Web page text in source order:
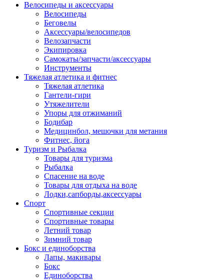
Велосипеды и аксессуары
Велосипеды
Беговелы
Аксессуары/велосипедов
Велозапчасти
Экипировка
Самокаты/запчасти/аксессуары
Инструменты
Тяжелая атлетика и фитнес
Тяжелая атлетика
Гантели-гири
Утяжелители
Упоры для отжиманий
Бодибар
Медицинбол, мешочки для метания
Фитнес, йога
Туризм и Рыбалка
Товары для туризма
Рыбалка
Спасение на воде
Товары для отдыха на воде
Лодки,сапборды,аксессуары
Спорт
Спортивные секции
Спортивные товары
Летний товар
Зимний товар
Бокс и единоборства
Лапы, макивары
Бокс
Единоборства